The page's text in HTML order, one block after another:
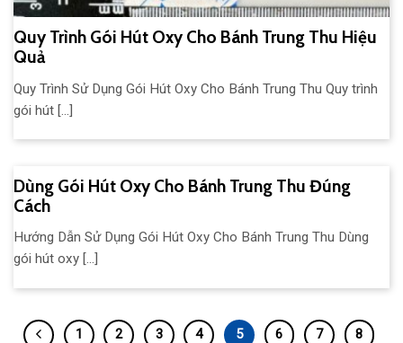
Quy Trình Gói Hút Oxy Cho Bánh Trung Thu Hiệu
Quả
Quy Trình Sử Dụng Gói Hút Oxy Cho Bánh Trung Thu Quy trình
gói hút [...]
Dùng Gói Hút Oxy Cho Bánh Trung Thu Đúng
Cách
Hướng Dẫn Sử Dụng Gói Hút Oxy Cho Bánh Trung Thu Dùng
gói hút oxy [...]
1 2 3 4 5 6 7
8